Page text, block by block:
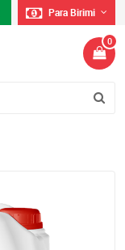
Para Birimi
0